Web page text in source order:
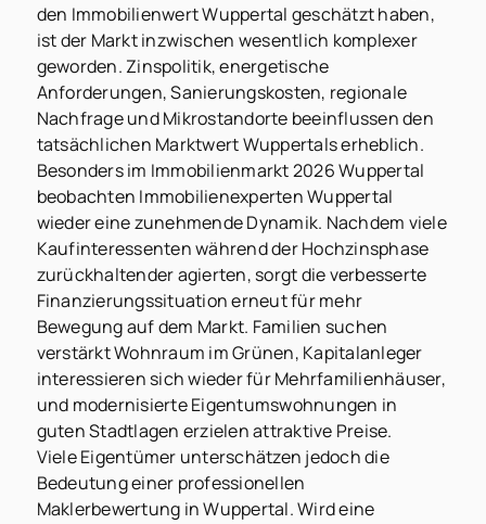
den Immobilienwert Wuppertal geschätzt haben,
ist der Markt inzwischen wesentlich komplexer
geworden. Zinspolitik, energetische
Anforderungen, Sanierungskosten, regionale
Nachfrage und Mikrostandorte beeinflussen den
tatsächlichen Marktwert Wuppertals erheblich.
Besonders im Immobilienmarkt 2026 Wuppertal
beobachten Immobilienexperten Wuppertal
wieder eine zunehmende Dynamik. Nachdem viele
Kaufinteressenten während der Hochzinsphase
zurückhaltender agierten, sorgt die verbesserte
Finanzierungssituation erneut für mehr
Bewegung auf dem Markt. Familien suchen
verstärkt Wohnraum im Grünen, Kapitalanleger
interessieren sich wieder für Mehrfamilienhäuser,
und modernisierte Eigentumswohnungen in
guten Stadtlagen erzielen attraktive Preise.
Viele Eigentümer unterschätzen jedoch die
Bedeutung einer professionellen
Maklerbewertung in Wuppertal. Wird eine